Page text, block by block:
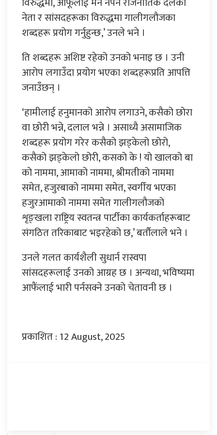
नेता र सांसदहरूका विरुद्धमा गालीगलौजका
शब्दहरू प्रयोग गर्नुहुन्छ,’ उनले भने ।
ति शब्दहरू अशिष्ट रहेको उनको भनाइ छ । उनी
आरोप लगाउँदा प्रयोग भएका शब्दहरूप्रति आपत्ति
जनाउँछन् ।
‘हामीलाई हनुमानको आरोप लगाउने, कसैको छोरा
वा छोरी भन्ने, दलाल भन्ने । असाध्यै असामाजिक
शब्दहरू प्रयोग गरेर कसैको झड्केलो छोरो,
कसैको झड्केलो छोरी, कसको के ! यो खालको बा
को नाममा, आमाको नाममा, श्रीमतीको नाममा
समेत, हजुरबाको नाममा समेत, स्वर्गीय भएका
हजुरआमाको नाममा समेत गालीगलौजको
शृङ्खला राष्ट्रिय स्वतन्त्र पार्टीका कार्यकर्ताहरूबाट
संगठित तरिकाबाट भइरहेको छ,’ बर्तौलाले भने ।
उनले गलत कार्यशैली सुधार्न रास्वपा
सांसदहरूलाई उनको आग्रह छ । अन्यथा, भविष्यमा
आफैंलाई भारी पर्नसक्ने उनको चेतावनी छ ।
प्रकाशित : 12 August, 2025